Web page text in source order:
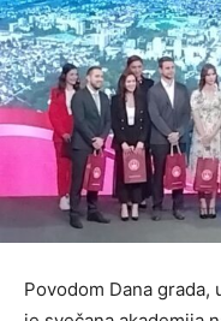
Povodom Dana